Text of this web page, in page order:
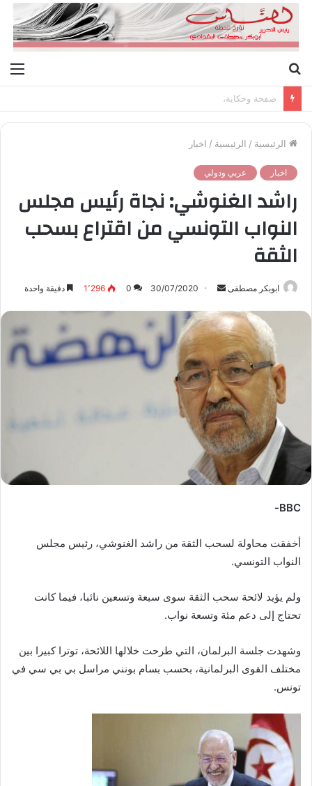
عن
صفحة وحكاية،
الرئيسية / الرئيسية / اخبار
اخبار عربي ودولي
راشد الغنوشي: نجاة رئيس مجلس
النواب التونسي من اقتراع بسحب
الثقة
ابوبكر مصطفى
س
ل
ر
ي
د
ا
إ
ل
ك
ت
30/07/2020
0 1٬296 دقيقة واحدة
BBC-
أخفقت محاولة لسحب الثقة من راشد الغنوشي، رئيس مجلس
النواب التونسي.
ولم يؤيد لائحة سحب الثقة سوى سبعة وتسعين نائبا، فيما كانت
تحتاج إلى دعم مئة وتسعة نواب.
وشهدت جلسة البرلمان، التي طرحت خلالها اللائحة، توترا كبيرا بين
مختلف القوى البرلمانية، بحسب بسام بونني مراسل بي بي سي في
تونس.